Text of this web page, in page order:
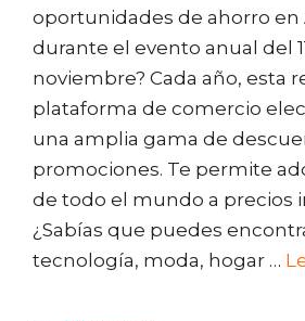
oportunidades de ahorro en
durante el evento anual del
noviembre? Cada año, esta
plataforma de comercio
una amplia gama de
promociones. Te permite
de todo el mundo a precios
¿Sabías que puedes
tecnología, moda, hogar …